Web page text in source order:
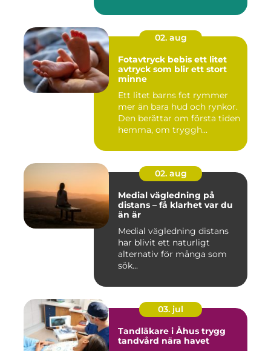
02. aug
Fotavtryck bebis ett litet
avtryck som blir ett stort
minne
Ett litet barns fot rymmer
mer än bara hud och rynkor.
Den berättar om första tiden
hemma, om tryggh...
02. aug
Medial vägledning på
distans – få klarhet var du
än är
Medial vägledning distans
har blivit ett naturligt
alternativ för många som
sök...
03. jul
Tandläkare i Åhus trygg
tandvård nära havet